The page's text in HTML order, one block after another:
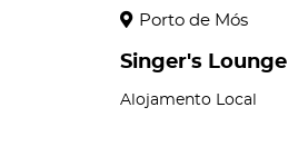
Porto de Mós
Singer's Lounge
Alojamento Local